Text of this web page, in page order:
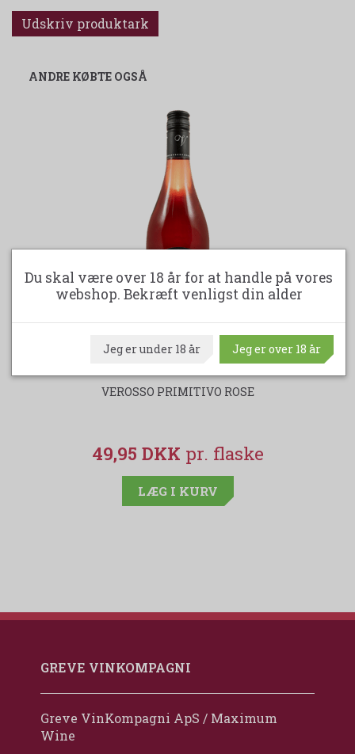
Udskriv produktark
ANDRE KØBTE OGSÅ
VEROSSO PRIMITIVO ROSE
49,95 DKK
LÆG I KURV
GREVE VINKOMPAGNI
Greve VinKompagni ApS / Maximum
Wine
Du skal være over 18 år for at handle på vores
webshop. Bekræft venligst din alder
Jeg er under 18 år Jeg er over 18 år